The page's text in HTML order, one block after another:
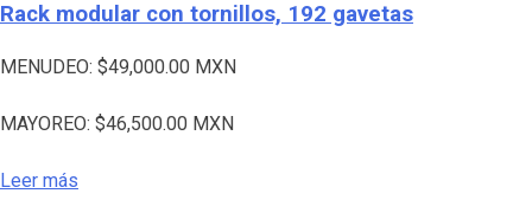
Rack modular con tornillos, 192 gavetas
MENUDEO: $49,000.00 MXN
MAYOREO: $46,500.00 MXN
Leer más